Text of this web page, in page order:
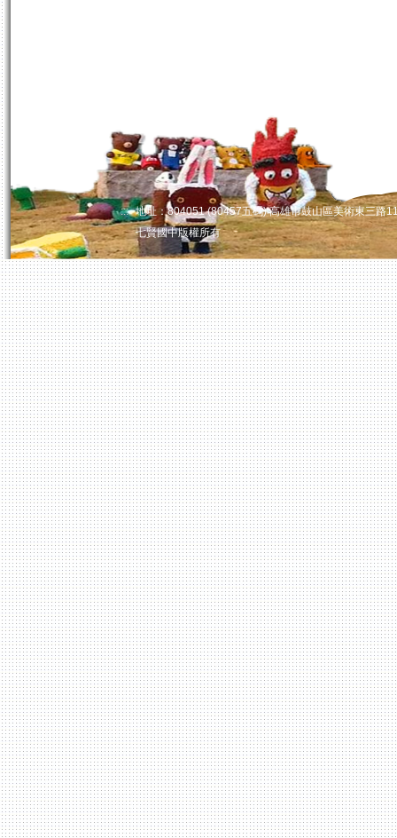
::: 地址：804051 (80457五碼) 高雄市鼓山區美術東三
七賢國中版權所有